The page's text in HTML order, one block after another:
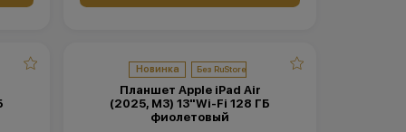
Новинка
Планшет Apple iPad Air
(2025, M3) 13"Wi-Fi 128 ГБ
фиолетовый